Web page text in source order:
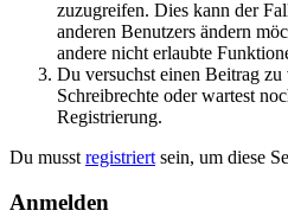
zuzugreifen. Dies kann der
anderen Benutzers ändern
andere nicht erlaubte
Du versuchst einen Beitrag zu
Schreibrechte oder wartest
Registrierung.
Du musst registriert sein, um diese
Anmelden